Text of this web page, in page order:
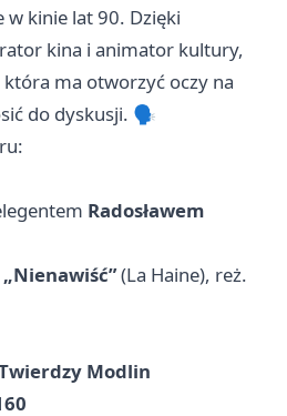
kinie lat 90. Dzięki
kina i animator kultury,
ma otworzyć oczy na
do dyskusji. 🗣️
Radosławem
„Nienawiść”(La Haine), reż.
Modlin